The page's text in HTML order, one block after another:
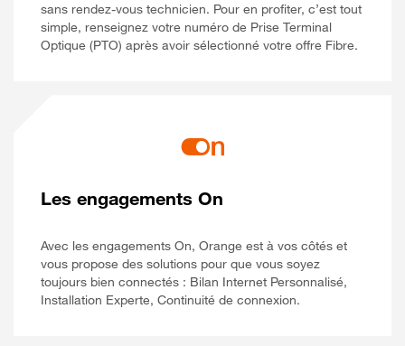
sans rendez-vous technicien. Pour en profiter, c’est tout
simple, renseignez votre numéro de Prise Terminal
Optique (PTO) après avoir sélectionné votre offre Fibre.
Les engagements On
Avec les engagements On, Orange est à vos côtés et
vous propose des solutions pour que vous soyez
toujours bien connectés : Bilan Internet Personnalisé,
Installation Experte, Continuité de connexion.